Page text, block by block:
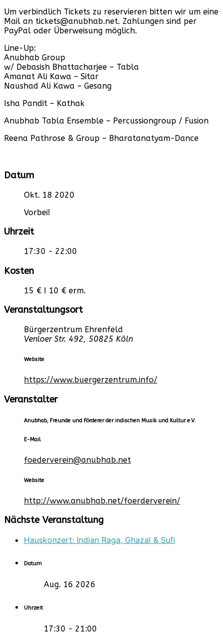
Um verbindlich Tickets zu reservieren bitten wir um eine
Mail an tickets@anubhab.net. Zahlungen sind per
PayPal oder Überweisung möglich.
Line-Up:
Anubhab Group
w/ Debasish Bhattacharjee – Tabla
Amanat Ali Kawa – Sitar
Naushad Ali Kawa – Gesang
Isha Pandit – Kathak
Anubhab Tabla Ensemble – Percussiongroup / Fusion
Reena Pathrose & Group – Bharatanatyam-Dance
Datum
Okt. 18 2020
Vorbei!
Uhrzeit
17:30 - 22:00
Kosten
15 € I 10 € erm.
Veranstaltungsort
Bürgerzentrum Ehrenfeld
Venloer Str. 492, 50825 Köln
Website
https://www.buergerzentrum.info/
Veranstalter
Anubhab, Freunde und Förderer der indischen Musik und Kultur e.V.
E-Mail
foederverein@anubhab.net
Website
http://www.anubhab.net/foerderverein/
Nächste Veranstaltung
Hauskonzert: Indian Raga, Ghazal & Sufi
Datum
Aug. 16 2026
Uhrzeit
17:30 - 21:00